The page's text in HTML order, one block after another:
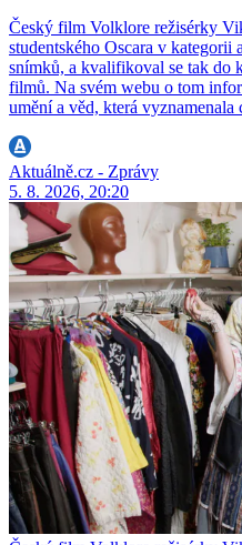
Český film Volklore režisérky
studentského Oscara v kategorii
snímků, a kvalifikoval se tak do
filmů. Na svém webu o tom
umění a věd, která
Aktuálně.cz - Zprávy
5. 8. 2026, 20:20